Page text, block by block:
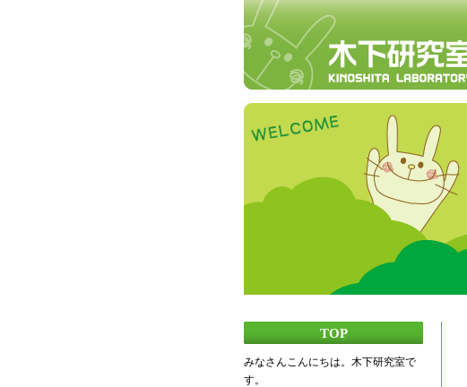
TOP
みなさんこんにちは。木下研究室で
す。